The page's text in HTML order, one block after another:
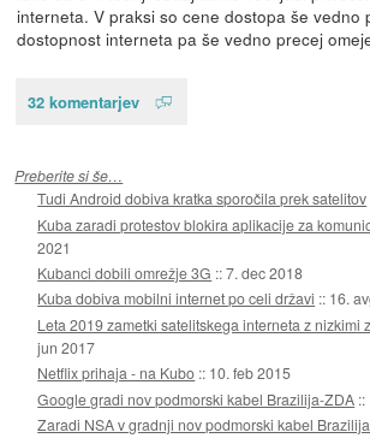
interneta. V praksi so cene dostopa še vedno
dostopnost interneta pa še vedno precej
32 komentarjev
Preberite si še…
Tudi Android dobiva kratka sporočila prek satelitov
Kuba zaradi protestov blokira aplikacije za
2021
Kubanci dobili omrežje 3G ::7. dec 2018
Kuba dobiva mobilni internet po celi državi :: 16.
Leta 2019 zametki satelitskega interneta z nizkimi
jun 2017
Netflix prihaja - na Kubo :: 10. feb 2015
Google gradi nov podmorski kabel Brazilija-ZDA ::
Zaradi NSA v gradnji nov podmorski kabel